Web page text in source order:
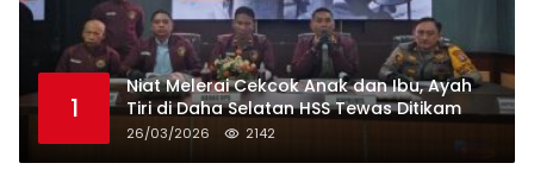
1
Niat Melerai Cekcok Anak dan Ibu, Ayah
Tiri di Daha Selatan HSS Tewas Ditikam
26/03/2026 2142